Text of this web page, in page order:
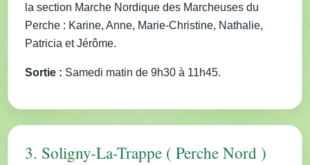
la section Marche Nordique des Marcheuses du
Perche : Karine, Anne, Marie-Christine, Nathalie,
Patricia et Jérôme.
Sortie : Samedi matin de 9h30 à 11h45.
3. Soligny-La-Trappe ( Perche Nord )